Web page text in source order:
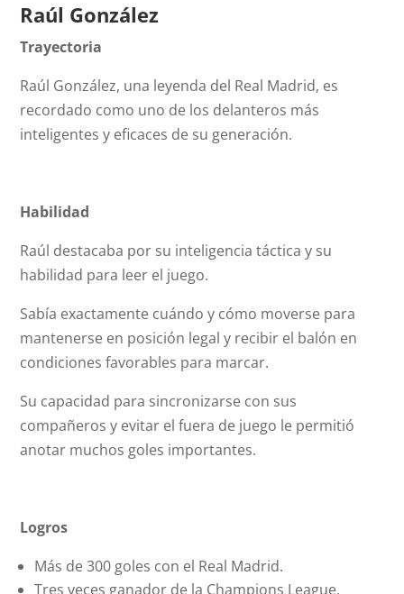
Raúl González
Trayectoria
Raúl González, una leyenda del Real Madrid, es
recordado como uno de los delanteros más
inteligentes y eficaces de su generación.
Habilidad
Raúl destacaba por su inteligencia táctica y su
habilidad para leer el juego.
Sabía exactamente cuándo y cómo moverse para
mantenerse en posición legal y recibir el balón en
condiciones favorables para marcar.
Su capacidad para sincronizarse con sus
compañeros y evitar el fuera de juego le permitió
anotar muchos goles importantes.
Logros
Más de 300 goles con el Real Madrid.
Tres veces ganador de la Champions League.